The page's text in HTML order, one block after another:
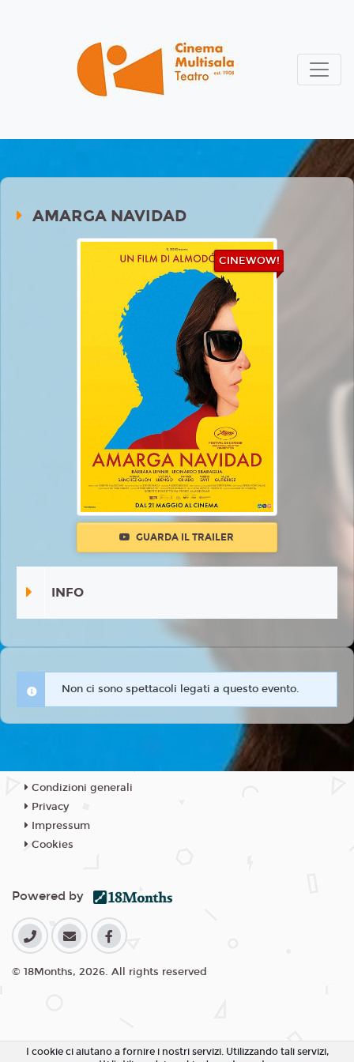
AMARGA NAVIDAD
CINEWOW!
GUARDA IL TRAILER
INFO
Non ci sono spettacoli legati a questo evento.
Condizioni generali
Privacy
Impressum
Cookies
Powered by
© 18Months, 2026. All rights reserved
I cookie ci aiutano a fornire i nostri servizi. Utilizzando tali servizi,